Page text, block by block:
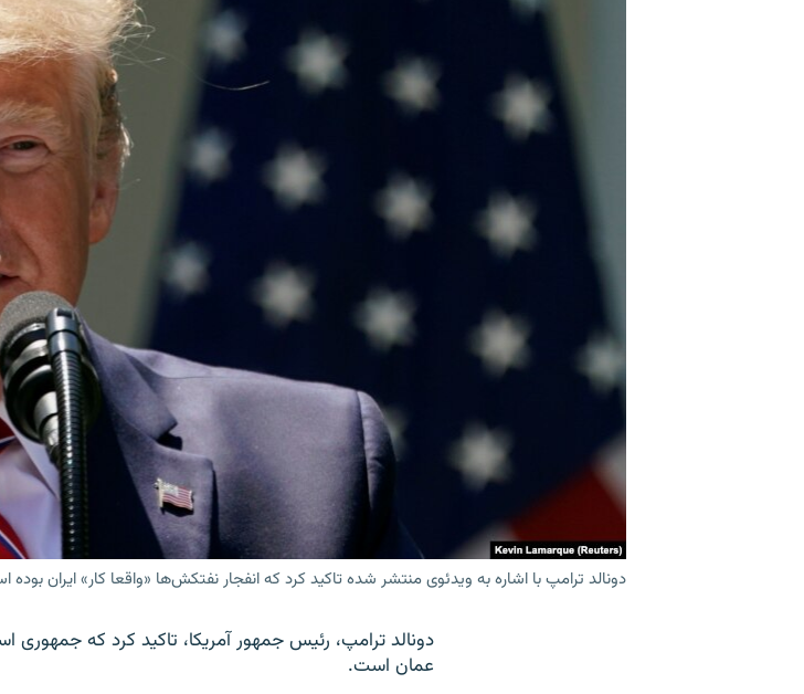
دونالد ترامپ با اشاره به ویدئوی منتشر شده تاکید کرد که انفجار نفتکش‌ها «واقعا کار» ایران
دونالد ترامپ، رئیس جمهور آمریکا، تاکید کرد که
عمان است.